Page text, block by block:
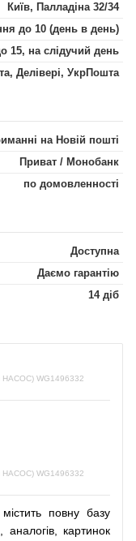
Київ, Палладіна 32/34
до 10 (день в день)
15, на слідучий день
Делівері, УкрПошта
на Новій пошті
Приват / Монобанк
по домовленності
Доступна
Даємо гарантію
14 діб
WG1496332
WG1496332
містить повну базу
аналогів,
картинок